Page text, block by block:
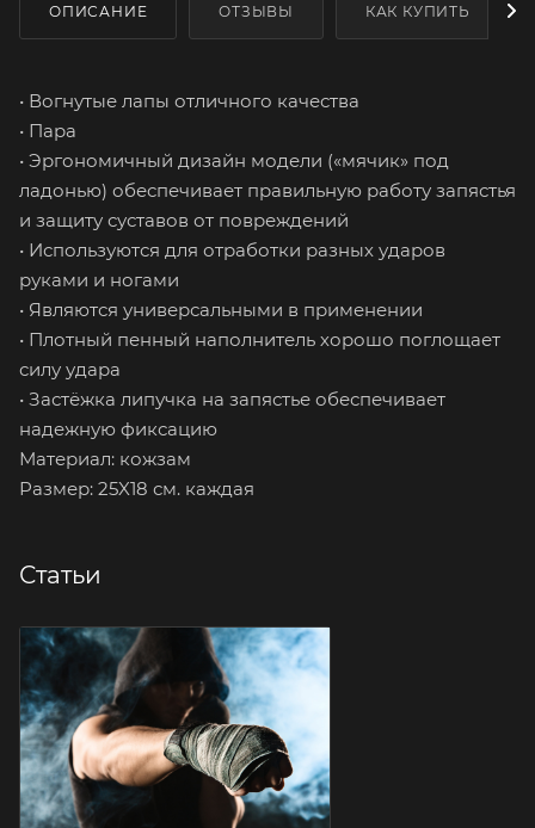
ОПИСАНИЕ ОТЗЫВЫ КАК КУПИТЬ
• Вогнутые лапы отличного качества
• Пара
• Эргономичный дизайн модели («мячик» под
ладонью) обеспечивает правильную работу запястья
и защиту суставов от повреждений
• Используются для отработки разных ударов
руками и ногами
• Являются универсальными в применении
• Плотный пенный наполнитель хорошо поглощает
силу удара
• Застёжка липучка на запястье обеспечивает
надежную фиксацию
Материал: кожзам
Размер: 25X18 см. каждая
Статьи